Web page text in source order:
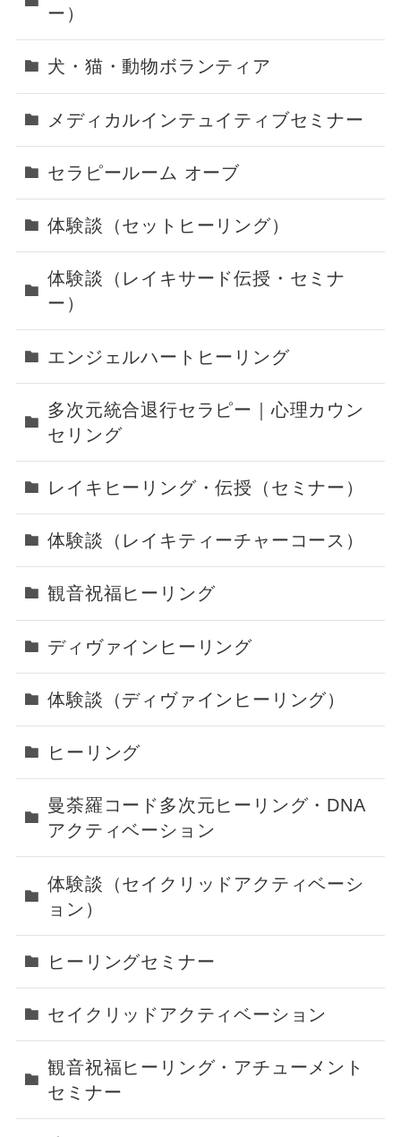
ー）
犬・猫・動物ボランティア
メディカルインテュイティブセミナー
セラピールーム オーブ
体験談（セットヒーリング）
体験談（レイキサード伝授・セミナ
ー）
エンジェルハートヒーリング
多次元統合退行セラピー｜心理カウン
セリング
レイキヒーリング・伝授（セミナー）
体験談（レイキティーチャーコース）
観音祝福ヒーリング
ディヴァインヒーリング
体験談（ディヴァインヒーリング）
ヒーリング
曼荼羅コード多次元ヒーリング・DNA
アクティベーション
体験談（セイクリッドアクティベーシ
ョン）
ヒーリングセミナー
セイクリッドアクティベーション
観音祝福ヒーリング・アチューメント
セミナー